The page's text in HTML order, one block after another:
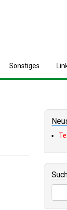
Sonstiges L